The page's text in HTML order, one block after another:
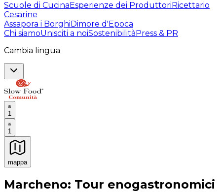
Scuole di CucinaEsperienze dei ProduttoriRicettario
Cesarine
Assapora i BorghiDimore d'Epoca
Chi siamoUnisciti a noiSostenibilitàPress & PR
Cambia lingua
1
1
mappa
Esperienze culinarie indimenticabili: Esperienze
Marcheno: Tour enogastronomici